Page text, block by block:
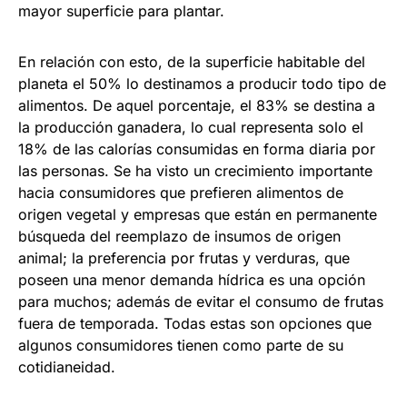
mayor superficie para plantar.
En relación con esto, de la superficie habitable del
planeta el 50% lo destinamos a producir todo tipo de
alimentos. De aquel porcentaje, el 83% se destina a
la producción ganadera, lo cual representa solo el
18% de las calorías consumidas en forma diaria por
las personas. Se ha visto un crecimiento importante
hacia consumidores que prefieren alimentos de
origen vegetal y empresas que están en permanente
búsqueda del reemplazo de insumos de origen
animal; la preferencia por frutas y verduras, que
poseen una menor demanda hídrica es una opción
para muchos; además de evitar el consumo de frutas
fuera de temporada. Todas estas son opciones que
algunos consumidores tienen como parte de su
cotidianeidad.